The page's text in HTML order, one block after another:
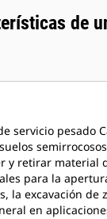
de
servicio pesado
y retirar material
para la
la excavación de
en